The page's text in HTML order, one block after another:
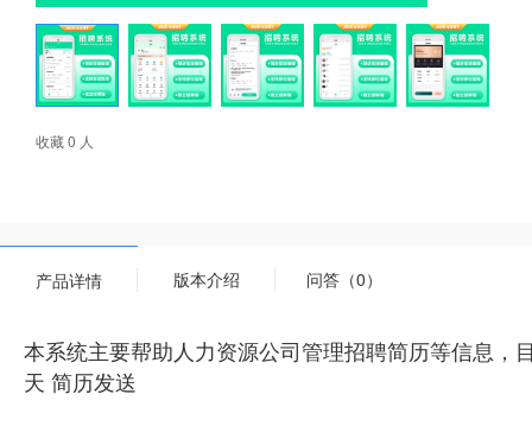
收藏 0 人
产品详情 版本介绍 问答（0）
本系统主要帮助人力资源公司管理招聘简历等信息
天 简历发送